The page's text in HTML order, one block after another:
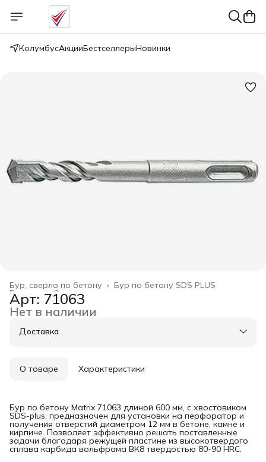
КолумбусАкцииБестселлерыНовинки
Бур по бетону SDS PLUS
Бур, сверло по бетону ›
Расходные материалы
Главная ›
Арт: 71063
Нет в наличии
Доставка
О товаре Характеристики
Бур по бетону Matrix 71063 длиной 600 мм, с хвостовиком
SDS-plus, предназначен для установки на перфоратор и
получения отверстий диаметром 12 мм в бетоне, камне и
кирпиче. Позволяет эффективно решать поставленные
задачи благодаря режущей пластине из высокотвердого
сплава карбида вольфрама ВК8 твердостью 80-90 HRC.